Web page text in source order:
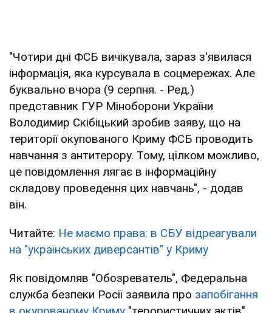
"Чотири дні ФСБ вичікувала, зараз з'явилася
інформація, яка курсувала в соцмережах. Але
буквально вчора (9 серпня. - Ред.)
представник ГУР Міноборони України
Володимир Скібіцький зробив заяву, що на
території окупованого Криму ФСБ проводить
навчання з антитерору. Тому, цілком можливо,
це повідомлення лягає в інформаційну
складову проведення цих навчань", - додав
він.
Читайте: Не маємо права: в СБУ відреагували
на "українських диверсантів" у Криму
Як повідомляв "Обозреватель", Федеральна
служба безпеки Росії заявила про запобігання